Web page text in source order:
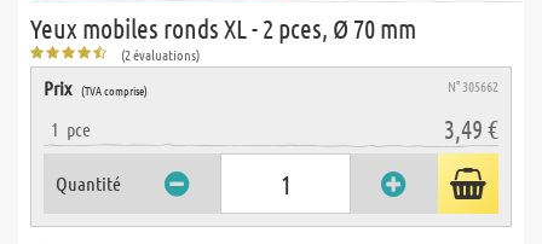
Yeux mobiles ronds XL - 2 pces, Ø 70 mm
(2 évaluations)
Prix (TVA comprise) N° 305662
1 pce 3,49 €
Quantité